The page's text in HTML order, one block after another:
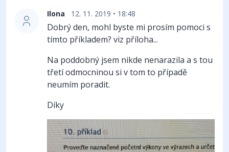
Ilona 12. 11. 2019 • 18:48
Dobrý den, mohl byste mi prosím pomoci s
tímto příkladem? viz příloha...
Na poddobný jsem nikde nenarazila a s tou
třetí odmocninou si v tom to případě
neumím poradit.
Díky